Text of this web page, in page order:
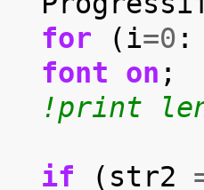
for
(i=0 :
font
on ;
!print
if ( str2